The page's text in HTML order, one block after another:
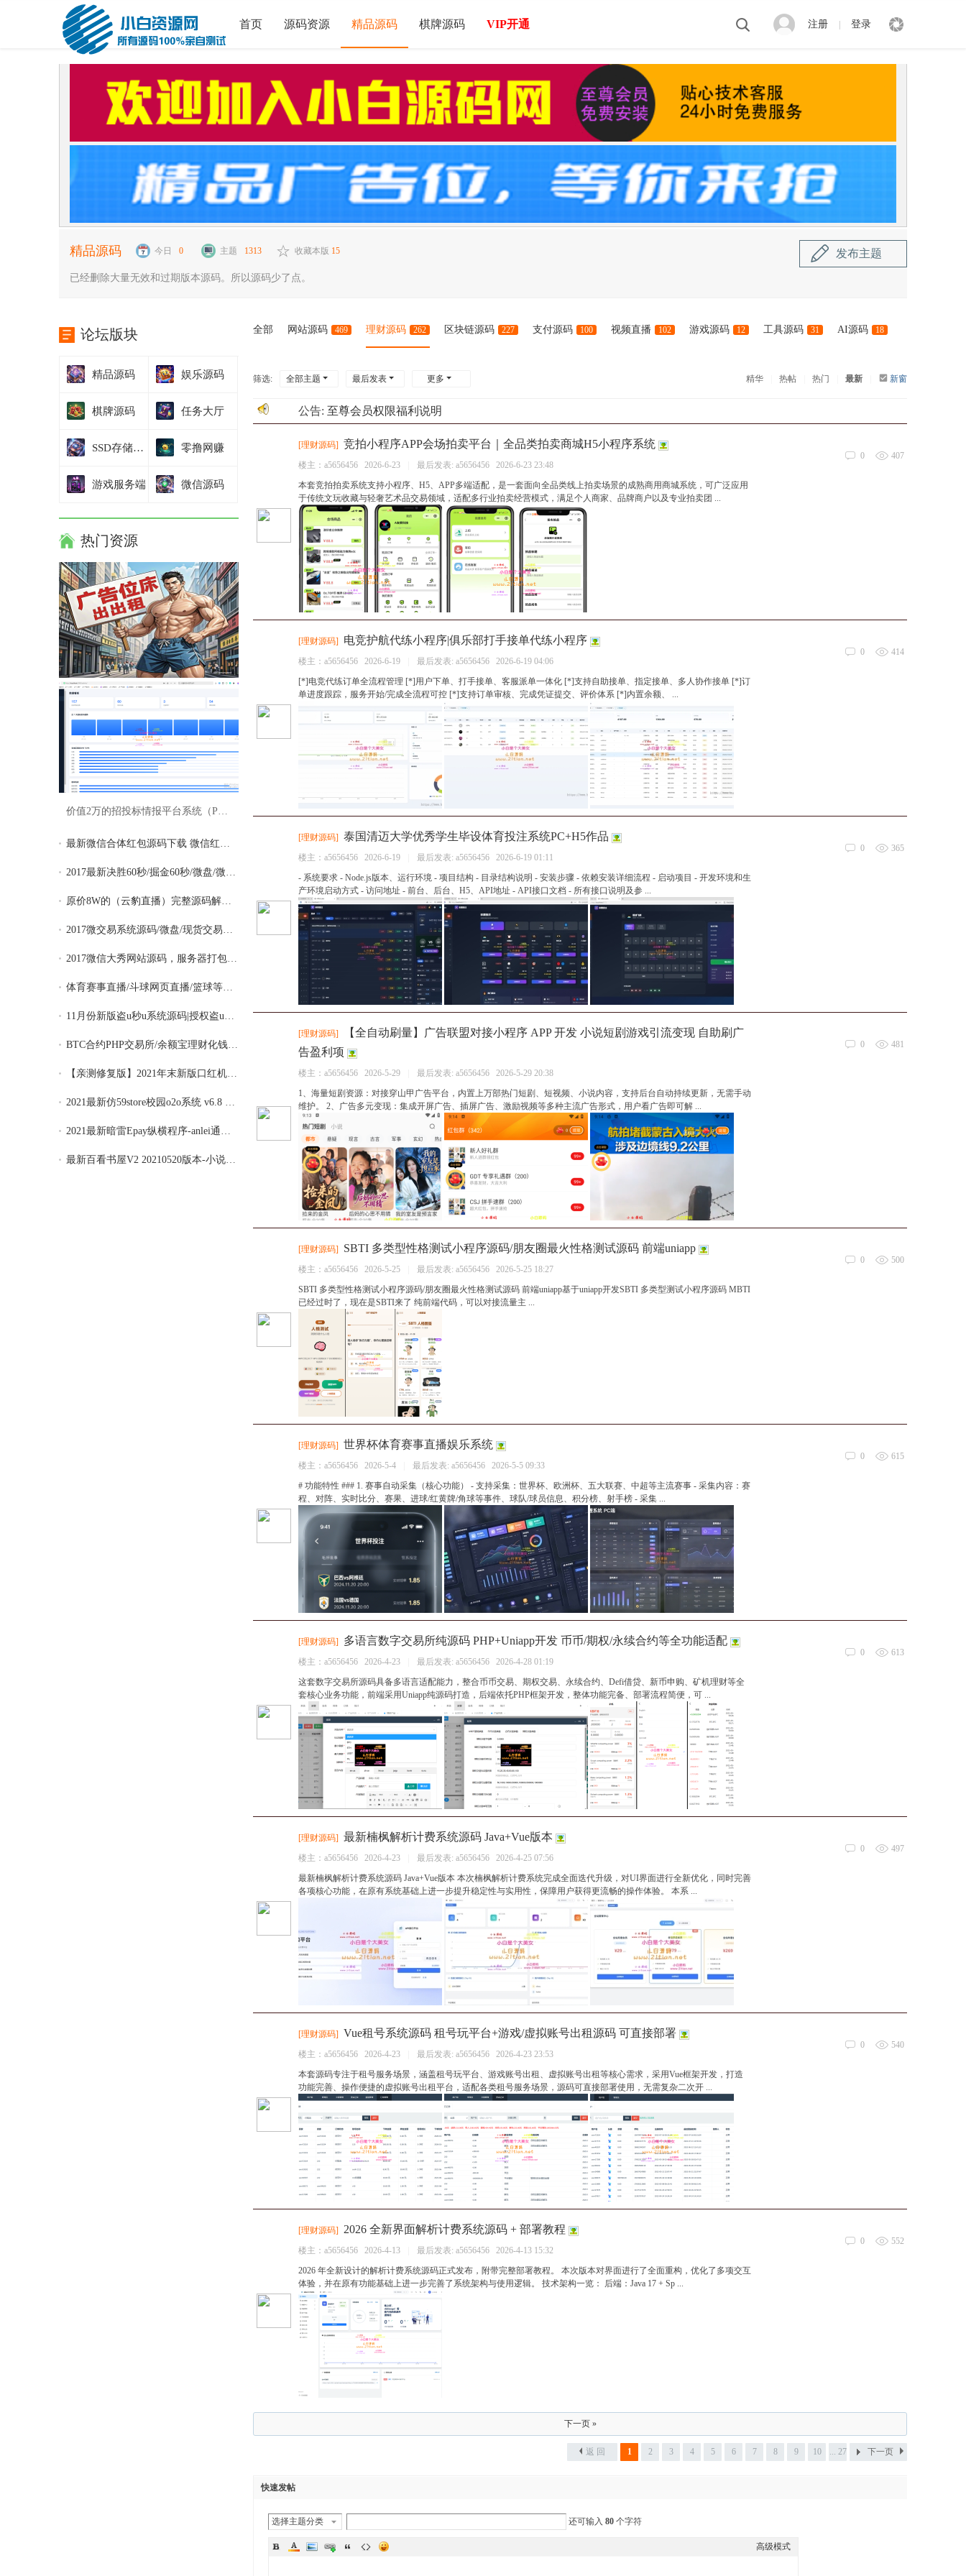
首页 源码资源 精品源码 棋牌源码 VIP开通 注册 登录
精品源码 今日 0 主题 1313 收藏本版 15
已经删除大量无效和过期版本源码。所以源码少了点。
发布主题
全部 网站源码 469 理财源码 262 区块链源码 227 支付源码 100 视频直播 102 游戏源码 12 工具源码 31 AI源码 18
筛选: 全部主题 最后发表 更多 新窗
最新
热门
热帖
精华
公告: 至尊会员权限福利说明
[理财源码] 竞拍小程序APP会场拍卖平台｜全品类拍卖商城H5小程序系统
楼主： a5656456 2026-6-23 最后发表: a5656456
2026-6-23 23:48
本套竞拍拍卖系统支持小程序、H5、APP多端适配，是一套面向全品类线上拍卖场景的成熟商用商城系统，可广泛应用
于传统文玩收藏与轻奢艺术品交易领域，适配多行业拍卖经营模式，满足个人商家、品牌商户以及专业拍卖团 ...
0 407
[理财源码] 电竞护航代练小程序|俱乐部打手接单代练小程序
楼主： a5656456 2026-6-19 最后发表: a5656456
2026-6-19 04:06
[*]电竞代练订单全流程管理 [*]用户下单、打手接单、客服派单一体化 [*]支持自助接单、指定接单、多人协作接单 [*]订
单进度跟踪，服务开始/完成全流程可控 [*]支持订单审核、完成凭证提交、评价体系 [*]内置余额、 ...
0 414
[理财源码] 泰国清迈大学优秀学生毕设体育投注系统PC+H5作品
楼主： a5656456 2026-6-19 最后发表: a5656456
2026-6-19 01:11
- 系统要求 - Node.js版本、运行环境 - 项目结构 - 目录结构说明 - 安装步骤 - 依赖安装详细流程 - 启动项目 - 开发环境和生
产环境启动方式 - 访问地址 - 前台、后台、H5、API地址 - API接口文档 - 所有接口说明及参 ...
0 365
[理财源码]
【全自动刷量】广告联盟对接小程序 APP 开发 小说短剧游戏引流变现 自助刷广
告盈利项
楼主： a5656456 2026-5-29 最后发表: a5656456
2026-5-29 20:38
1、海量短剧资源：对接穿山甲广告平台，内置上万部热门短剧、短视频、小说内容，支持后台自动持续更新，无需手动
维护。 2、广告多元变现：集成开屏广告、插屏广告、激励视频等多种主流广告形式，用户看广告即可解 ...
0 481
[理财源码] SBTI 多类型性格测试小程序源码/朋友圈最火性格测试源码 前端uniapp
楼主： a5656456 2026-5-25 最后发表: a5656456
2026-5-25 18:27
SBTI 多类型性格测试小程序源码/朋友圈最火性格测试源码 前端uniapp基于uniapp开发SBTI 多类型测试小程序源码 MBTI
已经过时了，现在是SBTI来了 纯前端代码，可以对接流量主 ...
0 500
[理财源码] 世界杯体育赛事直播娱乐系统
楼主： a5656456 2026-5-4 最后发表: a5656456
2026-5-5 09:33
# 功能特性 ### 1. 赛事自动采集（核心功能） - 支持采集：世界杯、欧洲杯、五大联赛、中超等主流赛事 - 采集内容：赛
程、对阵、实时比分、赛果、进球/红黄牌/角球等事件、球队/球员信息、积分榜、射手榜 - 采集 ...
0 615
[理财源码] 多语言数字交易所纯源码 PHP+Uniapp开发 币币/期权/永续合约等全功能适配
楼主： a5656456 2026-4-23 最后发表: a5656456
2026-4-28 01:19
这套数字交易所源码具备多语言适配能力，整合币币交易、期权交易、永续合约、Defi借贷、新币申购、矿机理财等全
套核心业务功能，前端采用Uniapp纯源码打造，后端依托PHP框架开发，整体功能完备、部署流程简便，可 ...
0 613
[理财源码] 最新楠枫解析计费系统源码 Java+Vue版本
楼主： a5656456 2026-4-23 最后发表: a5656456
2026-4-25 07:56
最新楠枫解析计费系统源码 Java+Vue版本 本次楠枫解析计费系统完成全面迭代升级，对UI界面进行全新优化，同时完善
各项核心功能，在原有系统基础上进一步提升稳定性与实用性，保障用户获得更流畅的操作体验。 本系 ...
0 497
[理财源码] Vue租号系统源码 租号玩平台+游戏/虚拟账号出租源码 可直接部署
楼主： a5656456 2026-4-23 最后发表: a5656456
2026-4-23 23:53
本套源码专注于租号服务场景，涵盖租号玩平台、游戏账号出租、虚拟账号出租等核心需求，采用Vue框架开发，打造
功能完善、操作便捷的虚拟账号出租平台，适配各类租号服务场景，源码可直接部署使用，无需复杂二次开 ...
0 540
[理财源码] 2026 全新界面解析计费系统源码 + 部署教程
楼主： a5656456 2026-4-13 最后发表: a5656456
2026-4-13 15:32
2026 年全新设计的解析计费系统源码正式发布，附带完整部署教程。 本次版本对界面进行了全面重构，优化了多项交互
体验，并在原有功能基础上进一步完善了系统架构与使用逻辑。 技术架构一览： 后端：Java 17 + Sp ...
0 552
下一页 »
1 2 3 4 5 6 7 8 9 10 ... 27 下一页
返 回
快速发帖
选择主题分类 还可输入 80 个字符
高级模式
论坛版块
精品源码 娱乐源码
棋牌源码 任务大厅
SSD存储技术 零撸网赚
游戏服务端 微信源码
热门资源